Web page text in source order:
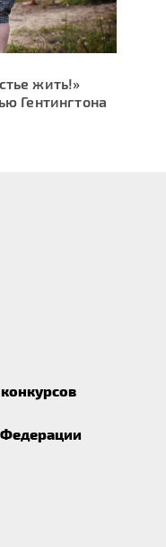
жить!»
Гентингтона
Федерации